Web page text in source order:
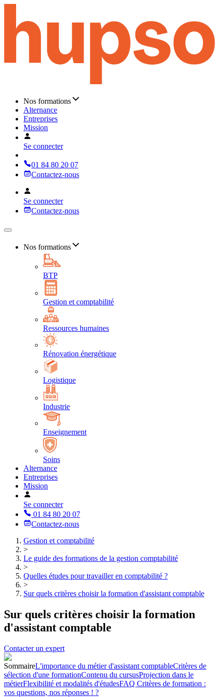
Nos formations
Alternance
Entreprises
Mission
Se connecter
01 84 80 20 07
Contactez-nous
Se connecter
Contactez-nous
Nos formations
BTP
Gestion et comptabilité
Ressources humaines
Rénovation énergétique
Logistique
Industrie
Enseignement
Soins
Alternance
Entreprises
Mission
Se connecter
01 84 80 20 07
Contactez-nous
Gestion et comptabilité
>
Le guide des formations de la gestion comptabilité
>
Quelles études pour travailler en comptabilité ?
>
Sur quels critères choisir la formation d'assistant comptable
Sur quels critères choisir la formation
d'assistant comptable
Contacter un expert
SommaireL'importance du métier d'assistant comptableCritères de
sélection d'une formationContenu du cursusProjection dans le
métierFlexibilité et modalités d'étudesFAQ Critères de formation :
vos questions, nos réponses ! ?